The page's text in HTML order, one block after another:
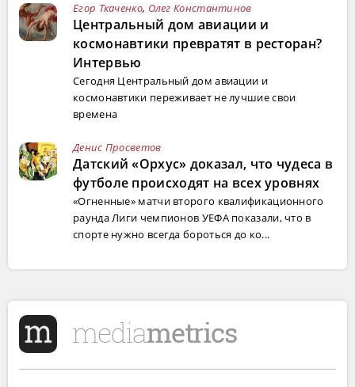
Егор Ткаченко, Олег Константинов
Центральный дом авиации и
космонавтики превратят в ресторан?
Интервью
Сегодня Центральный дом авиации и
космонавтики переживает не лучшие свои
времена
Денис Просветов
Датский «Орхус» доказал, что чудеса в
футболе происходят на всех уровнях
«Огненные» матчи второго квалификационного
раунда Лиги чемпионов УЕФА показали, что в
спорте нужно всегда бороться до ко...